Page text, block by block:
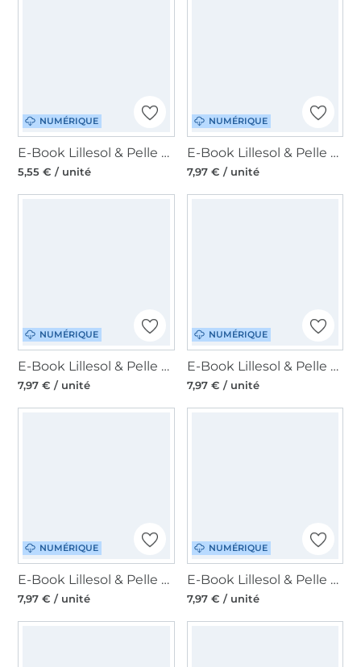
NUMÉRIQUE
E-Book Lillesol & Pelle Kindergarten-Rucksack Rudi, en allemand
5,55 € / unité
NUMÉRIQUE
E-Book Lillesol & Pelle Stufenkleid Jersey Woman, en allemand
7,97 € / unité
NUMÉRIQUE
E-Book Lillesol & Pelle Stufenkleid Jersey Kids, en allemand
7,97 € / unité
NUMÉRIQUE
E-Book Lillesol & Pelle Schlafanzug Damen, en allemand
7,97 € / unité
NUMÉRIQUE
E-Book Lillesol & Pelle Schlafanzug Kinder, en allemand
7,97 € / unité
NUMÉRIQUE
E-Book Lillesol & Pelle Longsleeve Kids, en allemand
7,97 € / unité